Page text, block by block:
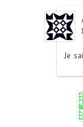
Je